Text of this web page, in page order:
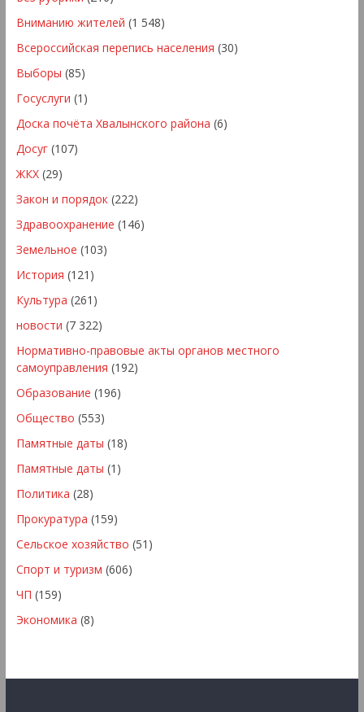
Вниманию жителей (1 548)
Всероссийская перепись населения (30)
Выборы (85)
Госуслуги (1)
Доска почёта Хвалынского района (6)
Досуг(107)
ЖКХ(29)
Закон и порядок(222)
Здравоохранение (146)
Земельное (103)
История (121)
Культура (261)
новости (7 322)
Нормативно-правовые акты органов местного
самоуправления (192)
Образование (196)
Общество (553)
Памятные даты (18)
Памятные даты (1)
Политика (28)
Прокуратура (159)
Сельское хозяйство (51)
Спорт и туризм (606)
ЧП (159)
Экономика (8)